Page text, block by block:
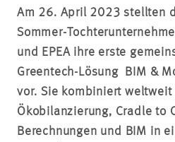
Am 26. April 2023 stellten
Sommer-
und EPEA ihre erste
Greentech-Lösung BIM &
vor. Sie kombiniert weltweit
Ökobilanzierung, Cradle to
Berechnungen und BIM in